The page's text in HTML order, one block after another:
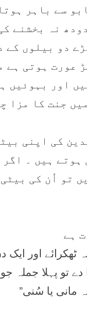
سے باہر
نہ بخشنے
دو بيلوں کے
عورت ہوتی ہے
اور بہوئيں
جنت کا مزا
کی اپنی
ہوتے ہيں ۔
تو اُن کی بيٹی
ہے
ٹھکرائے اور
تو پہلا جملہ
مانی يا سُنی”